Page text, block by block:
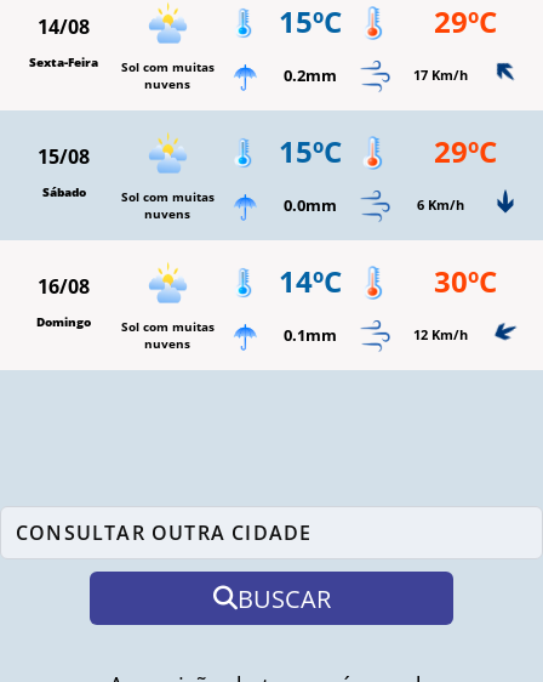
14/08
Sexta-Feira
Sol com muitas
nuvens
15ºC 29ºC
0.2mm 17 Km/h
15/08
Sábado
Sol com muitas
nuvens
15ºC 29ºC
0.0mm 6 Km/h
16/08
Domingo
Sol com muitas
nuvens
14ºC 30ºC
0.1mm 12 Km/h
BUSCAR